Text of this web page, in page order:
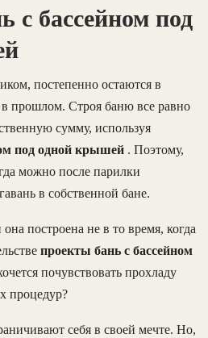
с бассейном под
постепенно остаются в
в прошлом. Строя баню все равно
сумму, используя
под одной крышей . Поэтому,
можно после парилки
в собственной бане.
построена не в то время, когда
проекты бань с бассейном
почувствовать прохладу
процедур?
себя в своей мечте. Но,